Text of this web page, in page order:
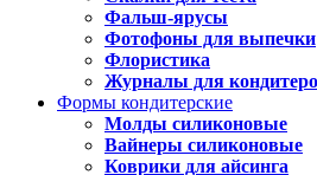
Фальш-ярусы
Фотофоны для выпечки
Флористика
Журналы для
Формы кондитерские
Молды силиконовые
Вайнеры силиконовые
Коврики для айсинга